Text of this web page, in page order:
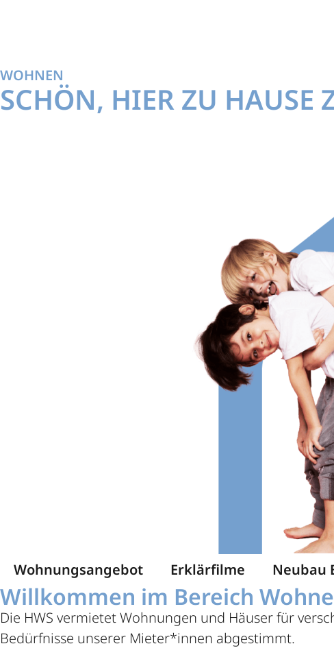
WOHNEN
SCHÖN, HIER ZU HAUSE
Wohnungsangebot Erklärfilme Neubau
Willkommen im Bereich
Die HWS vermietet Wohnungen und Häuser für
Bedürfnisse unserer Mieter*innen abgestimmt.